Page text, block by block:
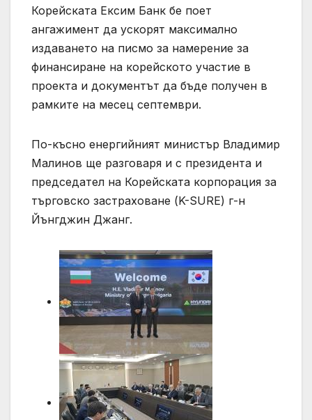
Корейската Ексим Банк бе поет
ангажимент да ускорят максимално
издаването на писмо за намерение за
финансиране на корейското участие в
проекта и документът да бъде получен в
рамките на месец септември.
По-късно енергийният министър Владимир
Малинов ще разговаря и с президента и
председател на Корейската корпорация за
търговско застраховане (K-SURE) г-н
Йънгджин Джанг.